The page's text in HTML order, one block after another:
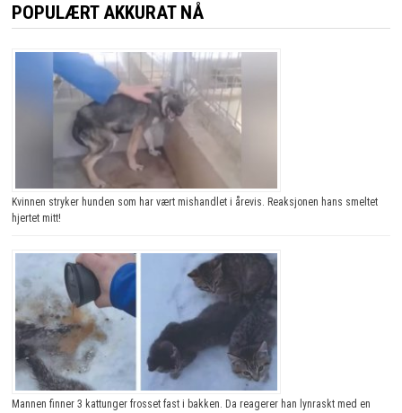
POPULÆRT AKKURAT NÅ
Kvinnen stryker hunden som har vært mishandlet i årevis. Reaksjonen hans smeltet
hjertet mitt!
Mannen finner 3 kattunger frosset fast i bakken. Da reagerer han lynraskt med en